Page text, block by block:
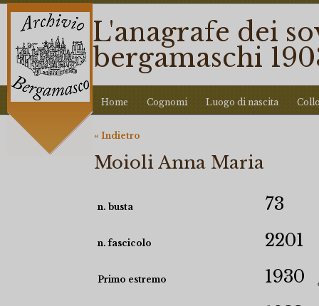
L'anagrafe dei
bergamaschi
Home Cognomi Luogo di nascita
« Indietro
Moioli Anna Maria
n. busta 73
n. fascicolo 2201
Primo estremo 1930